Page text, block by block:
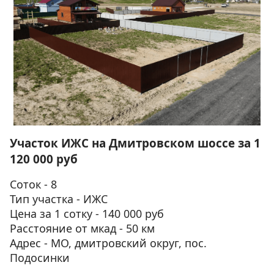
Участок ИЖС на Дмитровском шоссе за 1
120 000 руб
Соток - 8
Тип участка - ИЖС
Цена за 1 сотку - 140 000 руб
Расстояние от мкад - 50 км
Адрес - МО, дмитровский округ, пос.
Подосинки